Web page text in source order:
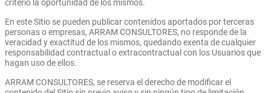
criterio la oportunidad de los mismos.
En este Sitio se pueden publicar contenidos aportados por terceras
personas o empresas, ARRAM CONSULTORES, no responde de la
veracidad y exactitud de los mismos, quedando exenta de cualquier
responsabilidad contractual o extracontractual con los Usuarios que
hagan uso de ellos.
ARRAM CONSULTORES, se reserva el derecho de modificar el